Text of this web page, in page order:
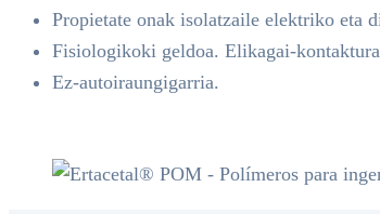
Propietate onak isolatzaile elektriko eta
Fisiologikoki geldoa. Elikagai-
Ez-autoiraungigarria.